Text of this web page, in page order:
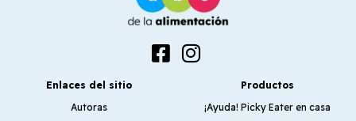
Enlaces del sitio
Autoras
Productos
¡Ayuda! Picky Eater en casa